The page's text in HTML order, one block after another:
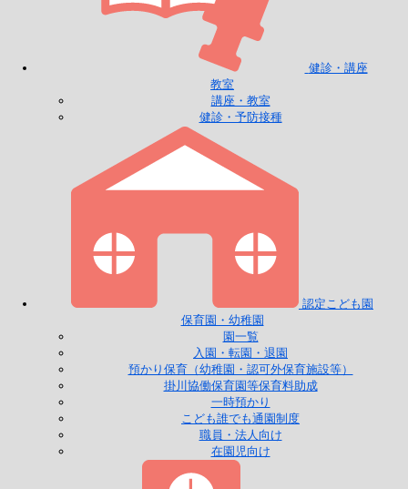
健診・講座
教室
講座・教室
健診・予防接種
認定こども園
保育園・幼稚園
園一覧
入園・転園・退園
預かり保育（幼稚園・認可外保育施設等）
掛川協働保育園等保育料助成
一時預かり
こども誰でも通園制度
職員・法人向け
在園児向け